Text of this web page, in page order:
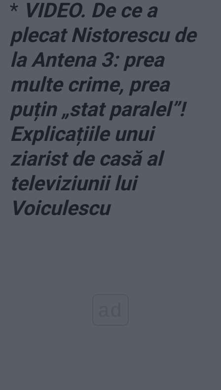
* VIDEO. De ce a
plecat Nistorescu de
la Antena 3: prea
multe crime, prea
puțin „stat paralel”!
Explicațiile unui
ziarist de casă al
televiziunii lui
Voiculescu